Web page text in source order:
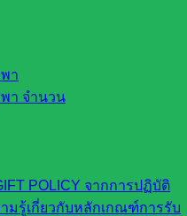
า
า จำนวน
POLICY จากการปฏิบัติ
มรู้เกี่ยวกับหลักเกณฑ์การรับ